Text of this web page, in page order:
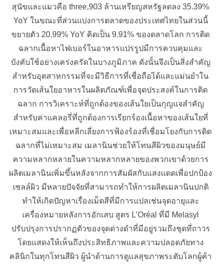
สุนัขและแมวคือ three,903 ล้านเหรียญสหรัฐลดลง 35.39%
YoY ในขณะที่ส่วนแบ่งการตลาดของประเทศไทยในส่วนนี้
ขยายตัว 20.99% YoY คิดเป็น 9.91% ของตลาดโลก การติด
ฉลากเนื้อหาไฟเบอร์ในอาหารแปรรูปมีการควบคุมและ
บังคับใช้อย่างเคร่งครัดในบางภูมิภาค ดังนั้นจึงเป็นสิ่งสำคัญ
สำหรับอุตสาหกรรมที่จะมีวิธีการที่เชื่อถือได้และแม่นยำใน
การวัดเส้นใยอาหารในผลิตภัณฑ์เพื่อจุดประสงค์ในการติด
ฉลาก การวิเคราะห์ที่ถูกต้องของเส้นใยเป็นกุญแจสำคัญ
สำหรับค่าแคลอรี่ที่ถูกต้องการเรียกร้องเนื้อหาของเส้นใยที่
เหมาะสมและเพื่อหลีกเลี่ยงการฟ้องร้องที่เชื่อมโยงกับการติด
ฉลากที่ไม่เหมาะสม เมลานินช่วยให้โทนสีผิวของมนุษย์มี
ความหลากหลายในความหลากหลายของพวกเขาด้วยการ
ผลิตเมลานินเพิ่มขึ้นหลังจากการสัมผัสกับแสงแดดเพื่อปกป้อง
เซลล์ผิว มีหลายปัจจัยที่สามารถทำให้การผลิตเมลานินปกติ
ทำให้เกิดปัญหาเรื่องเม็ดสีที่มีการแปลเช่นจุดอายุและ
เครื่องหมายหลังการอักเสบ สูตร L’Oréal ที่มี Melasyl
ปรับปรุงการปรากฏตัวของจุดด่างดำที่มีอยู่รวมถึงชุดที่ถาวร
โดยแสดงให้เห็นถึงประสิทธิภาพและความปลอดภัยทาง
คลินิกในทุกโทนสีผิว ผู้นำด้านการดูแลสุขภาพระดับโลกผู้ค้า